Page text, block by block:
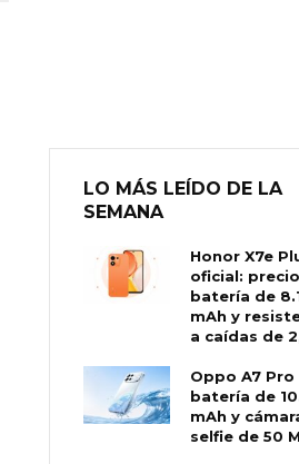
LO MÁS LEÍDO DE LA
SEMANA
Honor X7e
oficial:
batería de
mAh y
a caídas de
Oppo A7 Pro
batería de
mAh y
selfie de 50